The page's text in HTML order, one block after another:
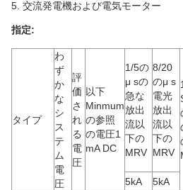
5. 交流発電機および電気モーター
指定:
タイプ
わ
ず
か
な
シ
ス
テ
ム
電
圧
評
価
さ
れ
る
電
圧
以下
Minmum
の参照
の電圧1
mA DC
1/5の
μ sの
急な
放出
流以
下の
MRV
8/20
のμ s
電光
放出
流以
下の
MRV
5kA
5kA